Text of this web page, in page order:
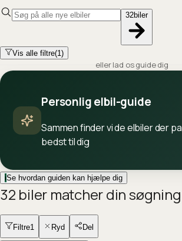
32biler
Vis alle filtre(1)
eller lad os guide dig
Personlig elbil-guide
Sammen finder vi de elbiler der
bedst til dig
iSe hvordan guiden kan hjælpe dig
32 biler matcher din søgning
Filtre1 Ryd Del